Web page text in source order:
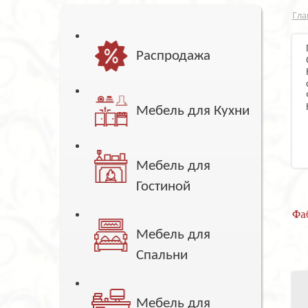
Распродажа
Мебель для Кухни
Мебель для
Гостиной
Мебель для
Спальни
Мебель для